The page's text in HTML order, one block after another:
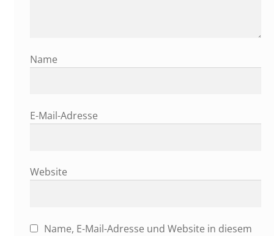
Name
E-Mail-Adresse
Website
Name, E-Mail-Adresse und Website in diesem